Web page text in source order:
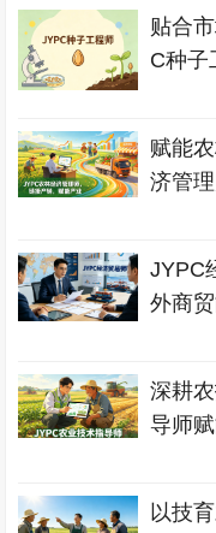
贴合
C种子
赋能
济管
JYPC
外商
深耕
导师
以技